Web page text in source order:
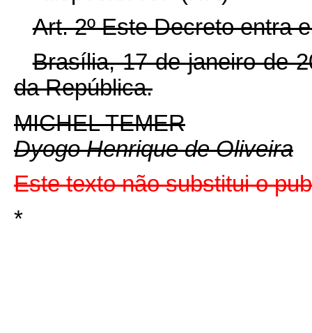
Art. 2º Este Decreto entra
Brasília, 17 de janeiro de
da República.
MICHEL TEMER
Dyogo Henrique de Oliveira
Este texto não substitui o
*